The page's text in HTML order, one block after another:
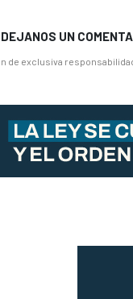
UN
de exclusiva